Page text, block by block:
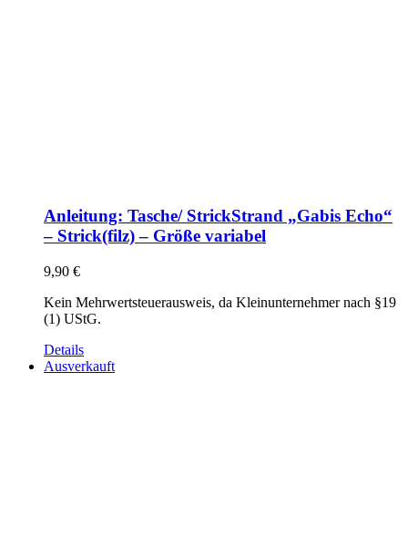
Anleitung: Tasche/ StrickStrand „Gabis Echo“
– Strick(filz) – Größe variabel
9,90 €
Kein Mehrwertsteuerausweis, da Kleinunternehmer nach §19
(1) UStG.
Details
Ausverkauft